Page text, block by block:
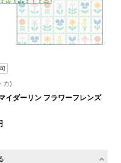
カ)
イダーリン フラワーフレンズ